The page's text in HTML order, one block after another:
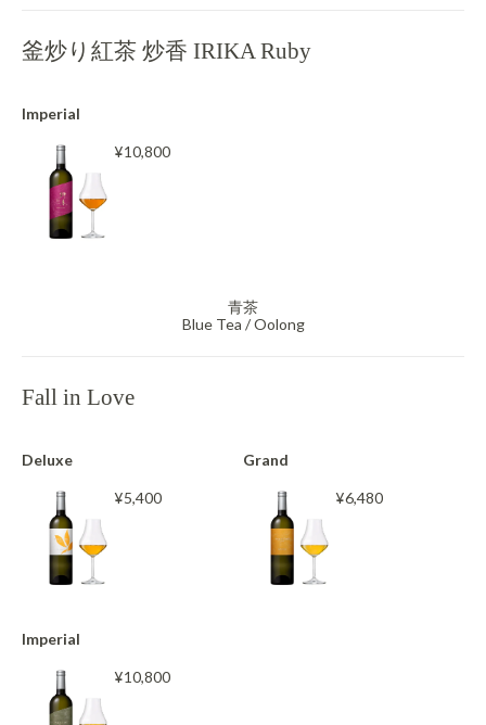
釜炒り紅茶 炒香 IRIKA Ruby
Imperial
¥10,800
青茶
Blue Tea / Oolong
Fall in Love
Deluxe
¥5,400
Grand
¥6,480
Imperial
¥10,800